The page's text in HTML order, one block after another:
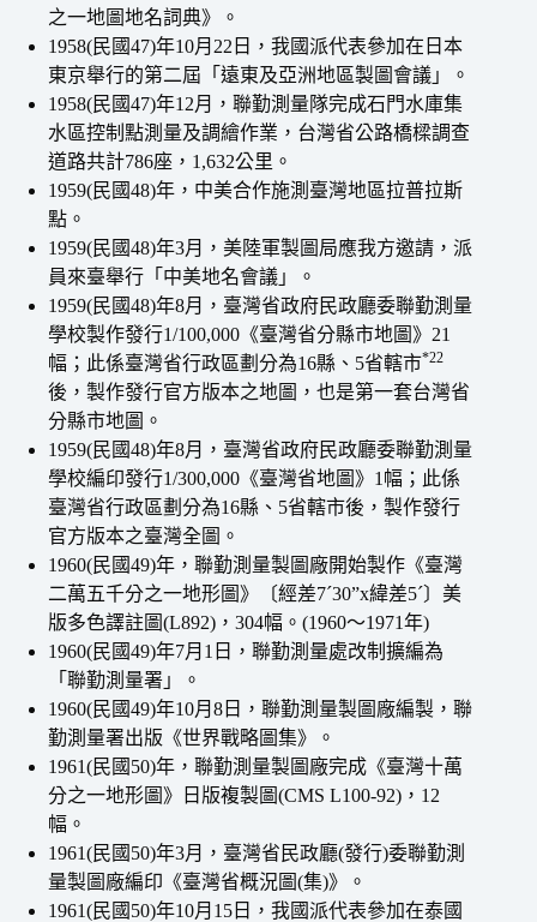
之一地圖地名詞典》。
1958(民國47)年10月22日，我國派代表參加在日本
東京舉行的第二屆「遠東及亞洲地區製圖會議」。
1958(民國47)年12月，聯勤測量隊完成石門水庫集
水區控制點測量及調繪作業，台灣省公路橋樑調查
道路共計786座，1,632公里。
1959(民國48)年，中美合作施測臺灣地區拉普拉斯
點。
1959(民國48)年3月，美陸軍製圖局應我方邀請，派
員來臺舉行「中美地名會議」。
1959(民國48)年8月，臺灣省政府民政廳委聯勤測量
學校製作發行1/100,000《臺灣省分縣市地圖》21
幅；此係臺灣省行政區劃分為16縣、5省轄市*22
後，製作發行官方版本之地圖，也是第一套台灣省
分縣市地圖。
1959(民國48)年8月，臺灣省政府民政廳委聯勤測量
學校編印發行1/300,000《臺灣省地圖》1幅；此係
臺灣省行政區劃分為16縣、5省轄市後，製作發行
官方版本之臺灣全圖。
1960(民國49)年，聯勤測量製圖廠開始製作《臺灣
二萬五千分之一地形圖》〔經差7´30”x緯差5´〕美
版多色譯註圖(L892)，304幅。(1960～1971年)
1960(民國49)年7月1日，聯勤測量處改制擴編為
「聯勤測量署」。
1960(民國49)年10月8日，聯勤測量製圖廠編製，聯
勤測量署出版《世界戰略圖集》。
1961(民國50)年，聯勤測量製圖廠完成《臺灣十萬
分之一地形圖》日版複製圖(CMS L100-92)，12
幅。
1961(民國50)年3月，臺灣省民政廳(發行)委聯勤測
量製圖廠編印《臺灣省概況圖(集)》。
1961(民國50)年10月15日，我國派代表參加在泰國